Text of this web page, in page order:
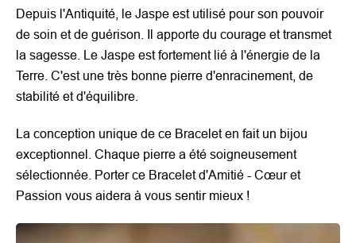
Depuis l'Antiquité, le Jaspe est utilisé pour son pouvoir
de soin et de guérison. Il apporte du courage et transmet
la sagesse. Le Jaspe est fortement lié à l'énergie de la
Terre. C'est une très bonne pierre d'enracinement, de
stabilité et d'équilibre.
La conception unique de ce Bracelet en fait un bijou
exceptionnel. Chaque pierre a été soigneusement
sélectionnée. Porter ce Bracelet d'Amitié - Cœur et
Passion vous aidera à vous sentir mieux !